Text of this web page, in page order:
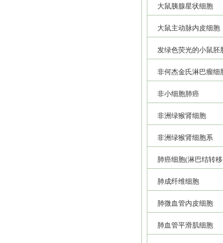
大鼠胰腺星状细胞
大鼠主动脉内皮细胞
发绿色荧光的小鼠胚
非何杰金氏淋巴瘤细
非小细胞肺癌
非洲绿猴肾细胞
非洲绿猴肾细胞系
肺癌细胞(淋巴结转
肺成纤维细胞
肺微血管内皮细胞
肺血管平滑肌细胞